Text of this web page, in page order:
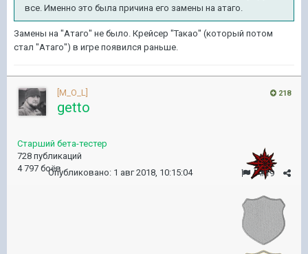
все. Именно это была причина его замены на атаго.
Замены на "Атаго" не было. Крейсер "Такао" (который потом
стал "Атаго") в игре появился раньше.
218
[M_O_L]
getto
Старший бета-тестер
728 публикаций
4 797 боёв
#19
Опубликовано: 1 авг 2018, 10:15:04